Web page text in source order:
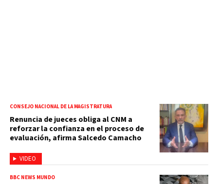
VIDEO
CONSEJO NACIONAL DE LA MAGISTRATURA
Renuncia de jueces obliga al CNM a
reforzar la confianza en el proceso de
evaluación, afirma Salcedo Camacho
BBC NEWS MUNDO